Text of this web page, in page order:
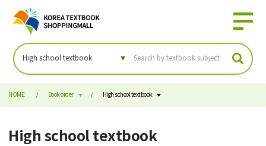
HOME Book order High school textbook
High school textbook